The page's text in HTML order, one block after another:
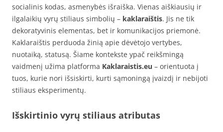
socialinis kodas, asmenybės išraiška. Vienas aiškiausių ir
ilgalaikių vyrų stiliaus simbolių – kaklaraištis. Jis ne tik
dekoratyvinis elementas, bet ir komunikacijos priemonė.
Kaklaraištis perduoda žinią apie dėvėtojo vertybes,
nuotaiką, statusą. Šiame kontekste ypač reikšmingą
vaidmenį užima platforma Kaklaraistis.eu – orientuota į
tuos, kurie nori išsiskirti, kurti sąmoningą įvaizdį ir nebijoti
stiliaus eksperimentų.
Išskirtinio vyrų stiliaus atributas